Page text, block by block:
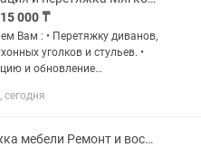
000 ₸
диванов,
уголков и стульев. •
и обновление
деревянных
Перетяжка мебели Ремонт и восстановление диванов, кресел, стульев